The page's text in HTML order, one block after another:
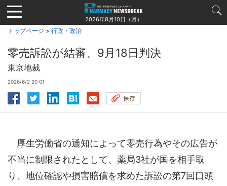
Jump
to
navigation
2026年8月10日（月）
トップページ > 行政・政治
零売訴訟が結審、9月18日判決
東京地裁
2026/6/2 20:01
保存
厚生労働省の通知によって零売行為やその広告が
不当に制限されたとして、薬局3社が国を相手取
り、地位確認や損害賠償を求めた訴訟の第7回口頭